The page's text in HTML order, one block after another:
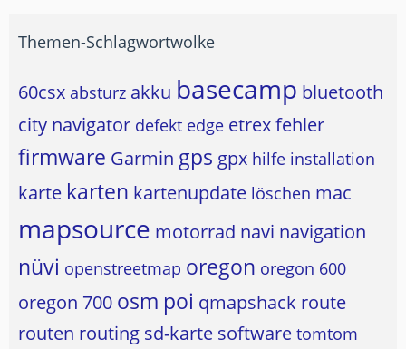
Themen-Schlagwortwolke
60csx absturz akku basecamp bluetooth
city navigator defekt edge etrexfehler
firmware Garmin gps gpx hilfe installation
karte karten kartenupdate löschen mac
mapsource motorrad navi navigation
nüvi openstreetmap oregon oregon 600
oregon 700 osm poi qmapshack route
routen routing sd-karte software tomtom